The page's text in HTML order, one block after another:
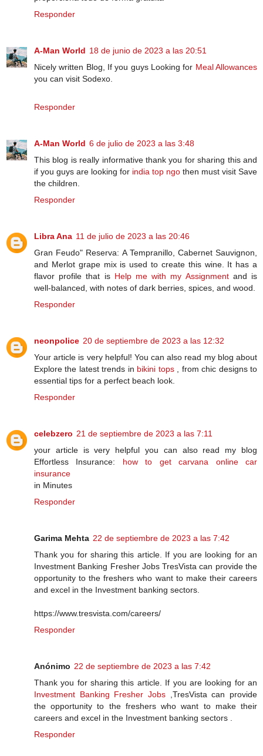
Responder
A-Man World 18 de junio de 2023 a las 20:51
Nicely written Blog, If you guys Looking for Meal Allowances
you can visit Sodexo.
Responder
A-Man World 6 de julio de 2023 a las 3:48
This blog is really informative thank you for sharing this and
if you guys are looking for india top ngo then must visit Save
the children.
Responder
Libra Ana 11 de julio de 2023 a las 20:46
Gran Feudo" Reserva: A Tempranillo, Cabernet Sauvignon,
and Merlot grape mix is used to create this wine. It has a
flavor profile that is Help me with my Assignmentand is
well-balanced, with notes of dark berries, spices, and wood.
Responder
neonpolice 20 de septiembre de 2023 a las 12:32
Your article is very helpful! You can also read my blog about
Explore the latest trends in bikini tops, from chic designs to
essential tips for a perfect beach look.
Responder
celebzero 21 de septiembre de 2023 a las 7:11
your article is very helpful you can also read my blog
Effortless Insurance: how to get carvana online car
insurance
in Minutes
Responder
Garima Mehta 22 de septiembre de 2023 a las 7:42
Thank you for sharing this article. If you are looking for an
Investment Banking Fresher Jobs TresVista can provide the
opportunity to the freshers who want to make their careers
and excel in the Investment banking sectors.
https://www.tresvista.com/careers/
Responder
Anónimo 22 de septiembre de 2023 a las 7:42
Thank you for sharing this article. If you are looking for an
Investment Banking Fresher Jobs ,TresVista can provide
the opportunity to the freshers who want to make their
careers and excel in the Investment banking sectors .
Responder